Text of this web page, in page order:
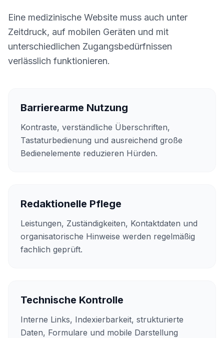
Eine medizinische Website muss auch unter
Zeitdruck, auf mobilen Geräten und mit
unterschiedlichen Zugangsbedürfnissen
verlässlich funktionieren.
Barrierearme Nutzung
Kontraste, verständliche Überschriften,
Tastaturbedienung und ausreichend große
Bedienelemente reduzieren Hürden.
Redaktionelle Pflege
Leistungen, Zuständigkeiten, Kontaktdaten und
organisatorische Hinweise werden regelmäßig
fachlich geprüft.
Technische Kontrolle
Interne Links, Indexierbarkeit, strukturierte
Daten, Formulare und mobile Darstellung